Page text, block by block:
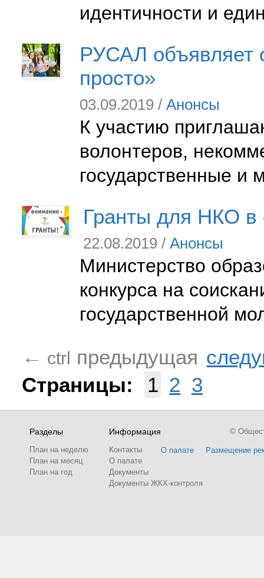
идентичности и
РУСАЛ объявляет
просто»
03.09.2019 / Анонсы
К участию
волонтеров,
государственные и
Гранты для НКО в
22.08.2019 / Анонсы
Министерство
конкурса на
государственной
← ctrl предыдущая
Страницы:
1 2 3
Разделы
План на неделю
План на месяц
План на год
Информация
Контакты
О палате
Документы
Документы ЖКХ-контроля
О палате Размещение
©